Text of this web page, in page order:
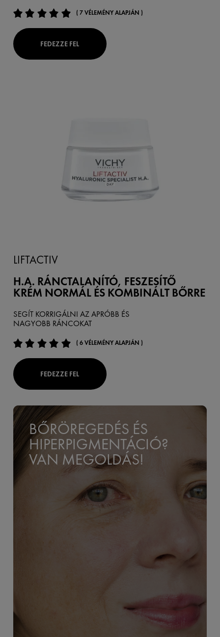
( 7 VÉLEMÉNY ALAPJÁN )
FEDEZZE FEL
LIFTACTIV
H.A. RÁNCTALANÍTÓ, FESZESÍTŐ
KRÉM NORMÁL ÉS KOMBINÁLT BŐRRE
SEGÍT KORRIGÁLNI AZ APRÓBB ÉS
NAGYOBB RÁNCOKAT
( 6 VÉLEMÉNY ALAPJÁN )
FEDEZZE FEL
BŐRÖREGEDÉS ÉS
HIPERPIGMENTÁCIÓ?
VAN MEGOLDÁS!